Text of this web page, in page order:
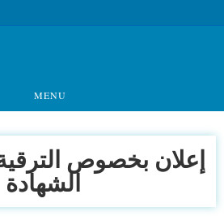
MENU
إعلان بخصوص
الشهادة